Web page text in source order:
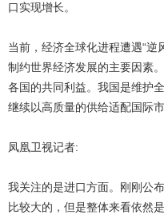
口实现增长。
当前，经济全球化进程遭遇“
制约世界经济发展的主要因素
各国的共同利益。我国是维护
继续以高质量的供给适配国际
凤凰卫视记者:
我关注的是进口方面。刚刚公
比较大的，但是整体来看依然